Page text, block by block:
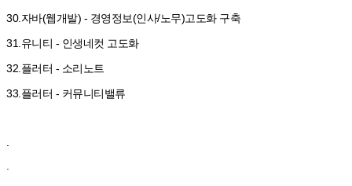
30.자바(웹개발) - 경영정보(인사/노무)고도화 구축
31.유니티 - 인생네컷 고도화
32.플러터 - 소리노트
33.플러터 - 커뮤니티밸류